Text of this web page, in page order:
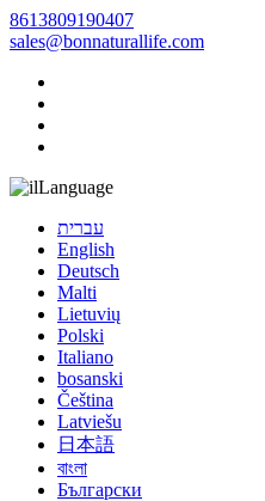
8613809190407
sales@bonnaturallife.com
Language
עברית
English
Deutsch
Malti
Lietuvių
Polski
Italiano
bosanski
Čeština
Latviešu
日本語
বাংলা
Български